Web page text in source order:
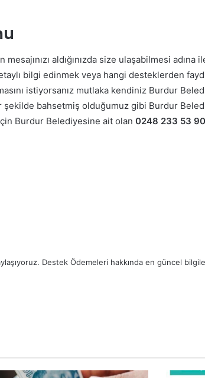
aldığınızda size ulaşabilmesi
bilgi edinmek veya hangi desteklerden
istiyorsanız mutlaka kendiniz Burdur
bahsetmiş olduğumuz gibi Burdur
Burdur Belediyesine ait olan 0248 233 53 90
Destek Ödemeleri hakkında en güncel